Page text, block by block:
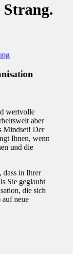
Strang.
wertvolle
aber
Mindset! Der
Ihnen, wenn
und die
dass in Ihrer
Sie geglaubt
die sich
neue